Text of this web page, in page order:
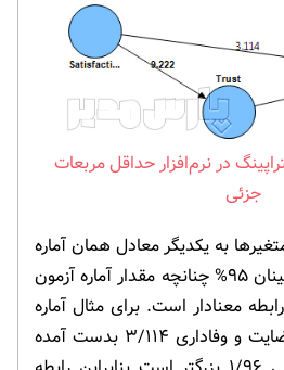
در نرم‌افزار حداقل مربعات
جزئی
به یکدیگر معادل همان آماره
t می‌باشد. در سطح اطمینان ۹۵% چنانچه مقدار آماره آزمون
آن رابطه معنادار است. برای مثال آماره
آزمون معناداری رابطه رضایت و وفاداری ۳/۱۱۴ بدست آمده